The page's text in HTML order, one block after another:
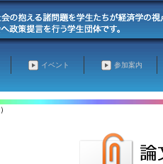
イベント 参加案内